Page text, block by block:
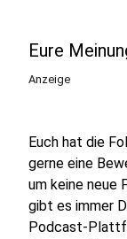
Eure
Anzeige
Euch hat die
gerne eine
um keine neue
gibt es immer
Podcast-